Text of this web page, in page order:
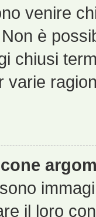
venire
è
chiusi
varie
il loro